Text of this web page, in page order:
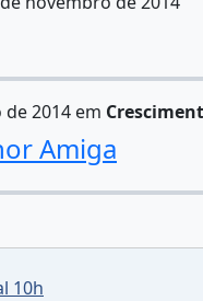
2014 em
Amiga
10h